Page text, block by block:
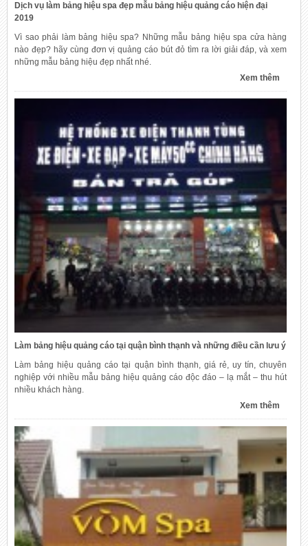
Dịch vụ làm bảng hiệu spa đẹp mẫu bảng hiệu quảng cáo hiện đại
2019
Vì sao phải làm bảng hiệu spa? Những mẫu bảng hiệu spa cửa hàng
nào đẹp? hãy cùng đơn vị quảng cáo bút đỏ tìm ra lời giải đáp, và xem
những mẫu bảng hiệu đẹp nhất nhé.
Xem thêm
Làm bảng hiệu quảng cáo tại quận bình thạnh và những điều cần lưu ý
Làm bảng hiệu quảng cáo tại quận bình thạnh, giá rẻ, uy tín, chuyên
nghiệp với nhiều mẫu bảng hiệu quảng cáo độc đáo – lạ mắt – thu hút
nhiều khách hàng.
Xem thêm